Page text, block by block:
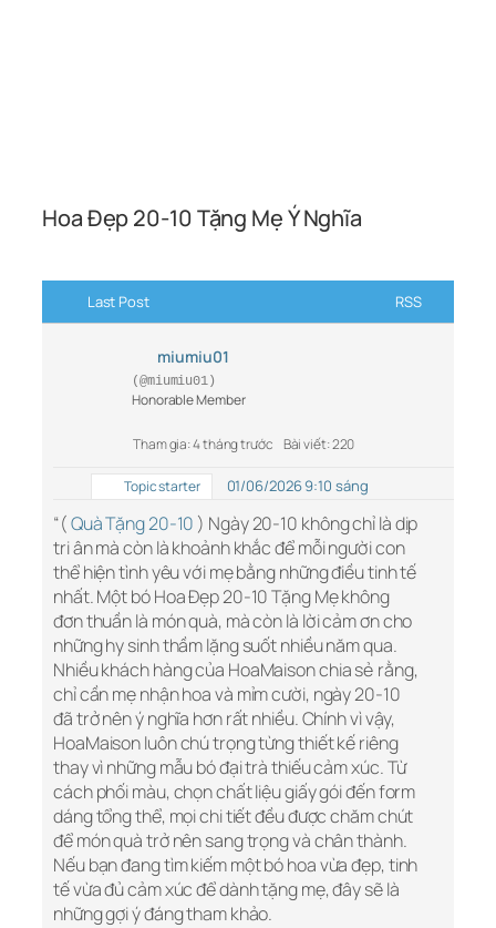
Hoa Đẹp 20-10 Tặng Mẹ Ý Nghĩa
Last Post RSS
miumiu01
(@miumiu01)
Honorable Member
Tham gia: 4 tháng trước Bài viết: 220
Topic starter 01/06/2026 9:10 sáng
“(Quà Tặng 20-10 ) Ngày 20-10 không chỉ là dịp
tri ân mà còn là khoảnh khắc để mỗi người con
thể hiện tình yêu với mẹ bằng những điều tinh tế
nhất. Một bó Hoa Đẹp 20-10 Tặng Mẹ không
đơn thuần là món quà, mà còn là lời cảm ơn cho
những hy sinh thầm lặng suốt nhiều năm qua.
Nhiều khách hàng của HoaMaison chia sẻ rằng,
chỉ cần mẹ nhận hoa và mỉm cười, ngày 20-10
đã trở nên ý nghĩa hơn rất nhiều. Chính vì vậy,
HoaMaison luôn chú trọng từng thiết kế riêng
thay vì những mẫu bó đại trà thiếu cảm xúc. Từ
cách phối màu, chọn chất liệu giấy gói đến form
dáng tổng thể, mọi chi tiết đều được chăm chút
để món quà trở nên sang trọng và chân thành.
Nếu bạn đang tìm kiếm một bó hoa vừa đẹp, tinh
tế vừa đủ cảm xúc để dành tặng mẹ, đây sẽ là
những gợi ý đáng tham khảo.